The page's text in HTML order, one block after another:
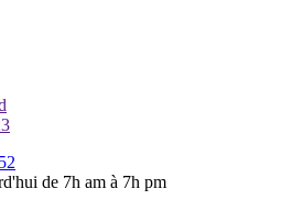
de 7h am à 7h pm